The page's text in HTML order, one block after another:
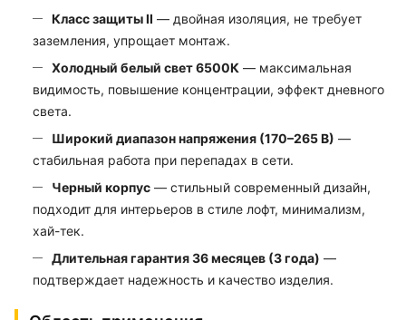
Класс защиты II — двойная изоляция, не требует
заземления, упрощает монтаж.
Холодный белый свет 6500К — максимальная
видимость, повышение концентрации, эффект дневного
света.
Широкий диапазон напряжения (170–265 В) —
стабильная работа при перепадах в сети.
Черный корпус — стильный современный дизайн,
подходит для интерьеров в стиле лофт, минимализм,
хай-тек.
Длительная гарантия 36 месяцев (3 года) —
подтверждает надежность и качество изделия.